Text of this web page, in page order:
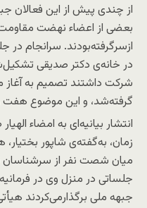
از چندی پیش از این فعالان
بعضی از اعضاء نهضت
در خانه‌ی دکتر صدیقی
شرکت داشتند تصمیم به
انتشار بیانیه‌ای به امضاء
زمان، به‌گفته‌ی شاپور
میان شصت نفر از
جلساتی در منزل وی در
جبهه ملی برگذارمی‌کردند